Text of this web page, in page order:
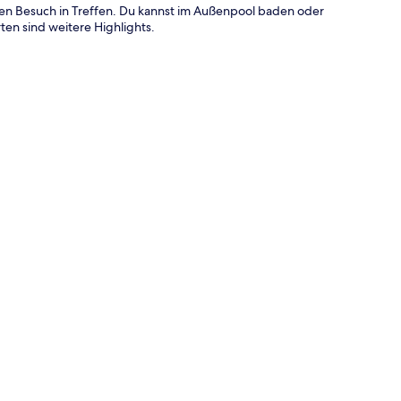
Besuch in Treffen. Du kannst im Außenpool baden oder
sind weitere Highlights.